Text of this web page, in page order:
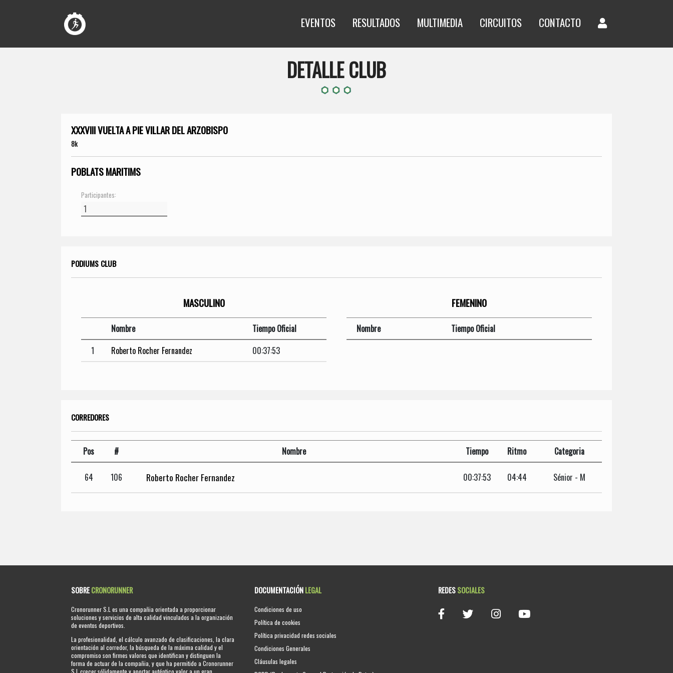
EVENTOS RESULTADOS MULTIMEDIA CIRCUITOS CONTACTO
DETALLE CLUB
XXXVIII VUELTA A PIE VILLAR DEL ARZOBISPO
8k
POBLATS MARITIMS
Participantes:
PODIUMS CLUB
MASCULINO
Nombre
Tiempo Oficial
1
Roberto Rocher Fernandez 00:37:53
FEMENINO
Nombre Tiempo Oficial
CORREDORES
Pos # Nombre Tiempo Ritmo Categoria
64 106 Roberto Rocher Fernandez 00:37:53 04:44 Sénior - M
SOBRECRONORUNNER
Cronorunner S.L es una compañia orientada a proporcionar
soluciones y servicios de alta calidad vinculados a la organización
de eventos deportivos.
La profesionalidad, el cálculo avanzado de clasificaciones, la clara
orientación al corredor, la búsqueda de la máxima calidad y el
compromiso son firmes valores que identifican y distinguen la
forma de actuar de la compañia, y que ha permitido a Cronorunner
S.L crecer sólidamente y aportar auténtico valor a un gran
DOCUMENTACIÓNLEGAL
Condiciones de uso
Política de cookies
Política privacidad redes sociales
Condiciones Generales
Cláusulas legales
REDESSOCIALES